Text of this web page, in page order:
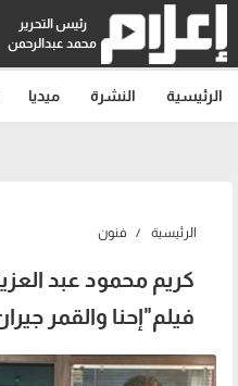
رئيس التحرير
محمد عبدالرحمن
الرئيسية النشرة ميديا
الرئيسية فنون
كريم محمود عبد
فيلم"إحنا والقمر